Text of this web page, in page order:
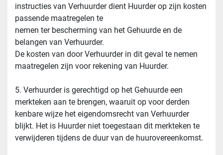
instructies van Verhuurder dient Huurder op zijn kosten
passende maatregelen te
nemen ter bescherming van het Gehuurde en de
belangen van Verhuurder.
De kosten van door Verhuurder in dit geval te nemen
maatregelen zijn voor rekening van Huurder.
5. Verhuurder is gerechtigd op het Gehuurde een
merkteken aan te brengen, waaruit op voor derden
kenbare wijze het eigendomsrecht van Verhuurder
blijkt. Het is Huurder niet toegestaan dit merkteken te
verwijderen tijdens de duur van de huurovereenkomst.